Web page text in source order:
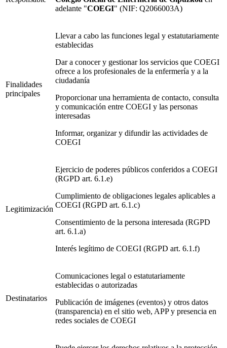
adelante "COEGI" (NIF: Q2066003A)
Finalidades
principales
Llevar a cabo las funciones legal y estatutariamente
establecidas
Dar a conocer y gestionar los servicios que COEGI
ofrece a los profesionales de la enfermería y a la
ciudadanía
Proporcionar una herramienta de contacto, consulta
y comunicación entre COEGI y las personas
interesadas
Informar, organizar y difundir las actividades de
COEGI
Legitimización
Ejercicio de poderes públicos conferidos a COEGI
(RGPD art. 6.1.e)
Cumplimiento de obligaciones legales aplicables a
COEGI (RGPD art. 6.1.c)
Consentimiento de la persona interesada (RGPD
art. 6.1.a)
Interés legítimo de COEGI (RGPD art. 6.1.f)
Destinatarios
Comunicaciones legal o estatutariamente
establecidas o autorizadas
Publicación de imágenes (eventos) y otros datos
(transparencia) en el sitio web, APP y presencia en
redes sociales de COEGI